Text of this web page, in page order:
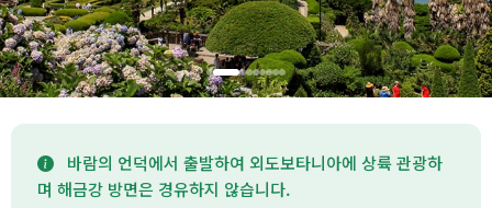
바람의 언덕에서 출발하여 외도보타니아에 상륙 관광하
며 해금강 방면은 경유하지 않습니다.